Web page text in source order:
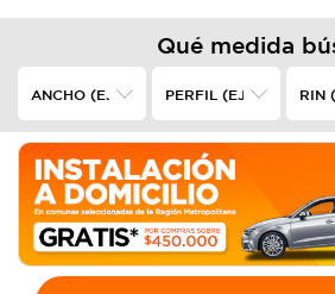
Qué medida